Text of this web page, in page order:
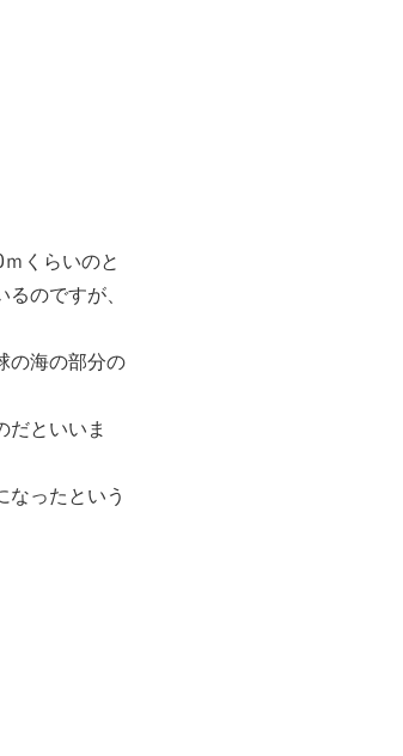
くらいのと
のですが、
の海の部分の
といいま
ったという